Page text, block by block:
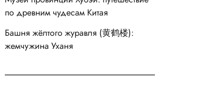
по древним чудесам Китая
Башня жёлтого журавля (黄鹤楼):
жемчужина Уханя